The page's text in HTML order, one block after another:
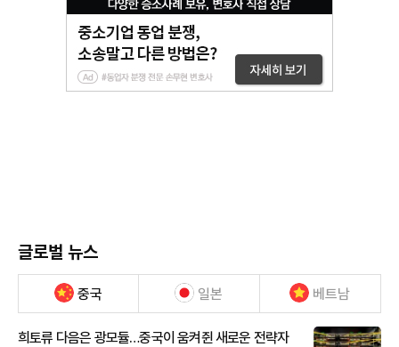
글로벌 뉴스
중국 일본 베트남
희토류 다음은 광모듈…중국이 움켜쥔 새로운 전략자